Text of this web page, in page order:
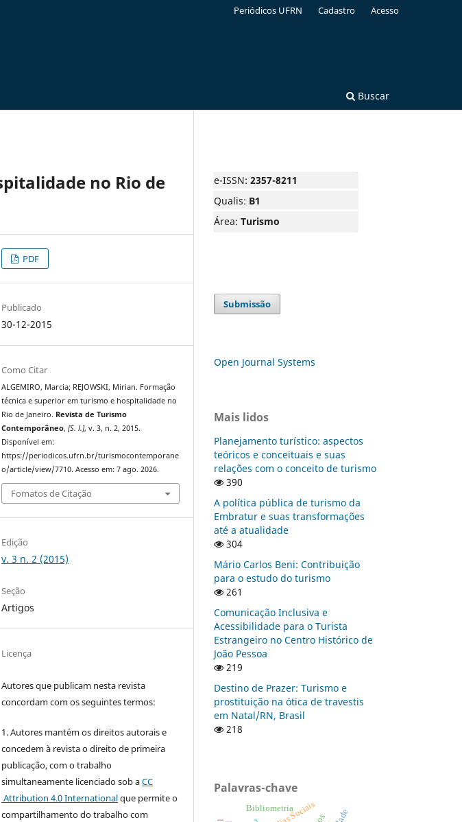
Buscar
Periódicos UFRN Cadastro Acesso
no Rio de
PDF
Publicado
30-12-2015
Como Citar
ALGEMIRO, Marcia; REJOWSKI, Mirian. Formação
técnica e superior em turismo e hospitalidade no
Rio de Janeiro. Revista de Turismo
Contemporâneo,[S. l.], v. 3, n. 2, 2015.
Disponível em:
https://periodicos.ufrn.br/turismocontemporane
o/article/view/7710. Acesso em: 7 ago. 2026.
Fomatos de Citação
Edição
v. 3 n. 2 (2015)
Seção
Artigos
Licença
Autores que publicam nesta revista
concordam com os seguintes termos:
1. Autores mantém os direitos autorais e
concedem à revista o direito de primeira
publicação, com o trabalho
simultaneamente licenciado sob aCC
Attribution 4.0 Internationalque permite o
compartilhamento do trabalho com
e-ISSN: 2357-8211
Qualis: B1
Área: Turismo
Submissão
Open Journal Systems
Mais lidos
Planejamento turístico: aspectos
teóricos e conceituais e suas
relações com o conceito de turismo
390
A política pública de turismo da
Embratur e suas transformações
até a atualidade
304
Mário Carlos Beni: Contribuição
para o estudo do turismo
261
Comunicação Inclusiva e
Acessibilidade para o Turista
Estrangeiro no Centro Histórico de
João Pessoa
219
Destino de Prazer: Turismo e
prostituição na ótica de travestis
em Natal/RN, Brasil
218
Palavras-chave
Bibliometria